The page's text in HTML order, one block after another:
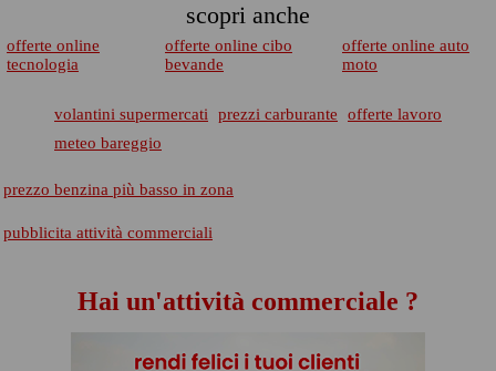
scopri anche
offerte online
tecnologia
offerte online cibo
bevande
offerte online auto
moto
volantini supermercati prezzi carburante
offerte lavoro
meteo bareggio
prezzo benzina più basso in zona
pubblicita attività commerciali
Hai un'attività commerciale ?